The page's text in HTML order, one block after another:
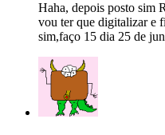
Haha, depois posto sim
vou ter que digitalizar
sim,faço 15 dia 25 de